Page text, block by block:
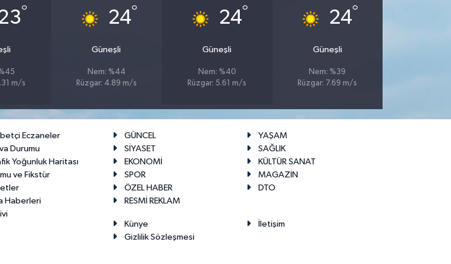
°
m/s
24°
Güneşli
Nem: %44
Rüzgar: 4.89 m/s
24°
Güneşli
Nem: %40
Rüzgar: 5.61 m/s
24°
Güneşli
Nem: %39
Rüzgar: 7.69 m/s
Eczaneler
Durumu
Yoğunluk Haritası
ve Fikstür
Haberleri
GÜNCEL
YAŞAM
SİYASET
SAĞLIK
EKONOMİ
KÜLTÜR SANAT
SPOR
MAGAZİN
ÖZEL HABER
DTO
RESMİ REKLAM
Künye
İletişim
Gizlilik Sözleşmesi